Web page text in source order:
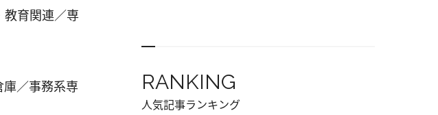
教育関連／専
／事務系専
RANKING
人気記事ランキング